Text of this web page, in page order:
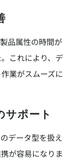
品属性の時間が
これにより、デ
業がスムーズに
サポート
データ型を扱え
が容易になりま